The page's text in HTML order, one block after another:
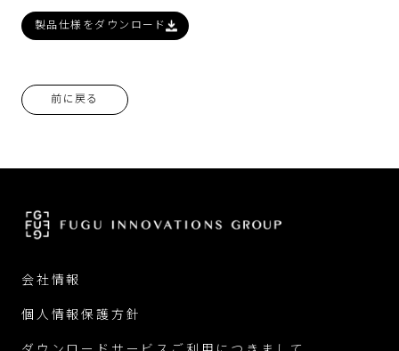
製品仕様をダウンロード
前に戻る
会社情報
個人情報保護方針